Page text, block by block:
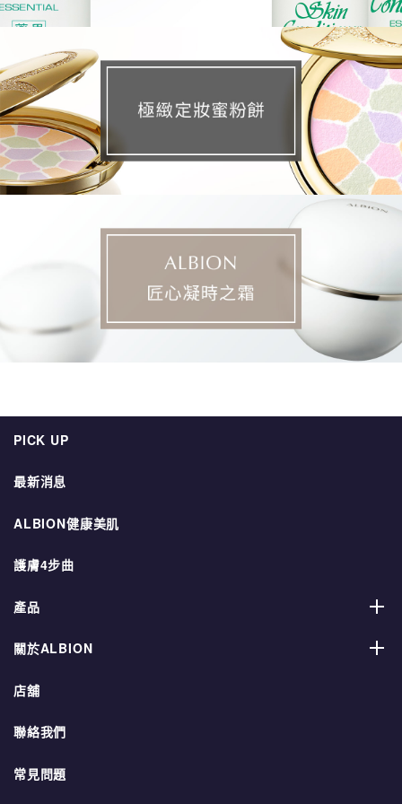
PICK UP
最新消息
ALBION健康美肌
護膚4步曲
產品
關於ALBION
店舖
聯絡我們
常見問題